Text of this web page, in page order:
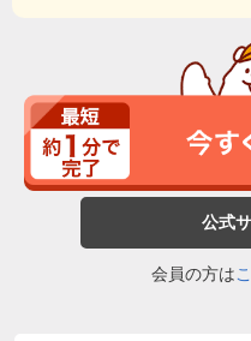
公式
会員の方は